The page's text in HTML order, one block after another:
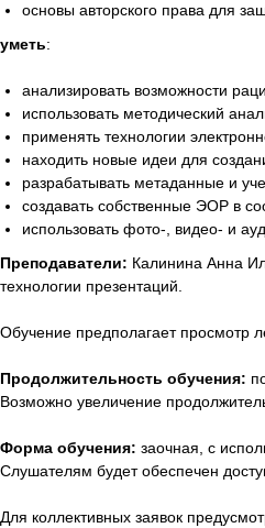
основы авторского права для
уметь:
анализировать возможности
использовать методический
применять технологии
находить новые идеи для
разрабатывать метаданные и
создавать собственные ЭОР в
использовать фото-, видео- и
Преподаватели: Калинина Анна
технологии презентаций.
Обучение предполагает просмотр
Продолжительность обучения:
Возможно увеличение
Форма обучения: заочная, с
Слушателям будет обеспечен
Для коллективных заявок